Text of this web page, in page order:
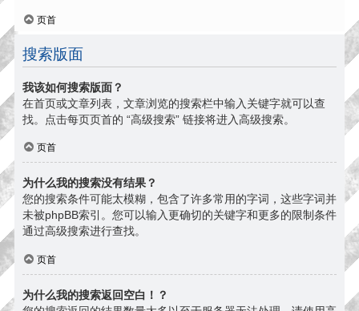
页首
搜索版面
我该如何搜索版面？
在首页或文章列表，文章浏览的搜索栏中输入关键字就可以查
找。点击每页页首的 “高级搜索” 链接将进入高级搜索。
页首
为什么我的搜索没有结果？
您的搜索条件可能太模糊，包含了许多常用的字词，这些字词并
未被phpBB索引。您可以输入更确切的关键字和更多的限制条件
通过高级搜索进行查找。
页首
为什么我的搜索返回空白！？